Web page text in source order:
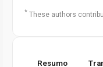
* These authors
Resumo